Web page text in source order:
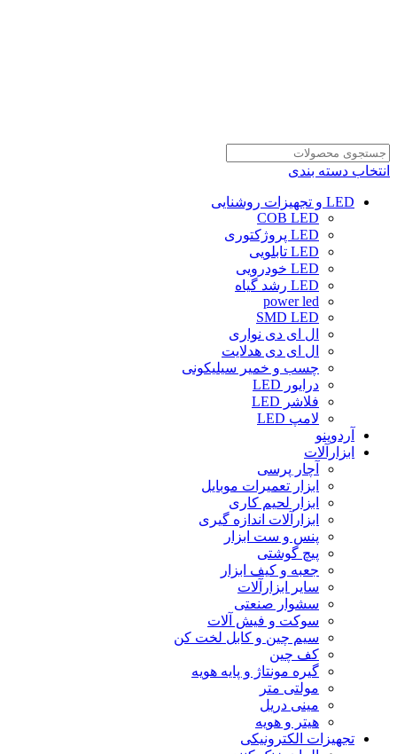
انتخاب دسته بندی
LED و تجهیزات روشنایی
COB LED
LED پروژکتوری
LED تابلویی
LED خودرویی
LED رشد گیاه
power led
SMD LED
ال ای دی نواری
ال ای دی هدلایت
چسب و خمیر سیلیکونی
درایور LED
فلاشر LED
لامپ LED
آردوینو
ابزارآلات
آچار پرسی
ابزار تعمیرات موبایل
ابزار لحیم کاری
ابزارآلات اندازه گیری
پنس و ست ابزار
پیچ گوشتی
جعبه و کیف ابزار
سایر ابزارآلات
سشوار صنعتی
سوکت و فیش آلات
سیم چین و کابل لخت کن
کف چین
گیره مونتاژ و پایه هویه
مولتی متر
مینی دریل
هیتر و هویه
تجهیزات الکترونیکی